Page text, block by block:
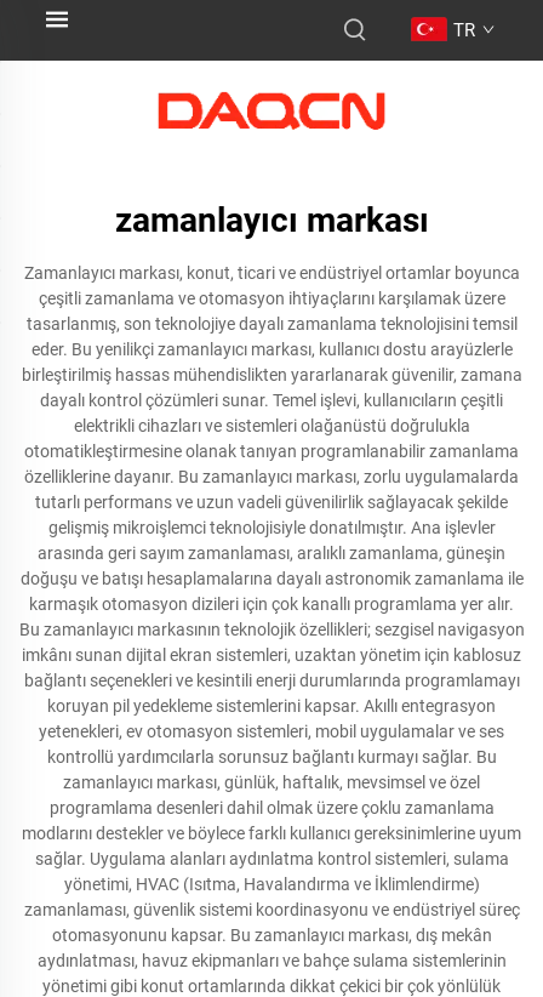
TR
zamanlayıcı markası
Zamanlayıcı markası, konut, ticari ve endüstriyel ortamlar boyunca
çeşitli zamanlama ve otomasyon ihtiyaçlarını karşılamak üzere
tasarlanmış, son teknolojiye dayalı zamanlama teknolojisini temsil
eder. Bu yenilikçi zamanlayıcı markası, kullanıcı dostu arayüzlerle
birleştirilmiş hassas mühendislikten yararlanarak güvenilir, zamana
dayalı kontrol çözümleri sunar. Temel işlevi, kullanıcıların çeşitli
elektrikli cihazları ve sistemleri olağanüstü doğrulukla
otomatikleştirmesine olanak tanıyan programlanabilir zamanlama
özelliklerine dayanır. Bu zamanlayıcı markası, zorlu uygulamalarda
tutarlı performans ve uzun vadeli güvenilirlik sağlayacak şekilde
gelişmiş mikroişlemci teknolojisiyle donatılmıştır. Ana işlevler
arasında geri sayım zamanlaması, aralıklı zamanlama, güneşin
doğuşu ve batışı hesaplamalarına dayalı astronomik zamanlama ile
karmaşık otomasyon dizileri için çok kanallı programlama yer alır.
Bu zamanlayıcı markasının teknolojik özellikleri; sezgisel navigasyon
imkânı sunan dijital ekran sistemleri, uzaktan yönetim için kablosuz
bağlantı seçenekleri ve kesintili enerji durumlarında programlamayı
koruyan pil yedekleme sistemlerini kapsar. Akıllı entegrasyon
yetenekleri, ev otomasyon sistemleri, mobil uygulamalar ve ses
kontrollü yardımcılarla sorunsuz bağlantı kurmayı sağlar. Bu
zamanlayıcı markası, günlük, haftalık, mevsimsel ve özel
programlama desenleri dahil olmak üzere çoklu zamanlama
modlarını destekler ve böylece farklı kullanıcı gereksinimlerine uyum
sağlar. Uygulama alanları aydınlatma kontrol sistemleri, sulama
yönetimi, HVAC (Isıtma, Havalandırma ve İklimlendirme)
zamanlaması, güvenlik sistemi koordinasyonu ve endüstriyel süreç
otomasyonunu kapsar. Bu zamanlayıcı markası, dış mekân
aydınlatması, havuz ekipmanları ve bahçe sulama sistemlerinin
yönetimi gibi konut ortamlarında dikkat çekici bir çok yönlülük